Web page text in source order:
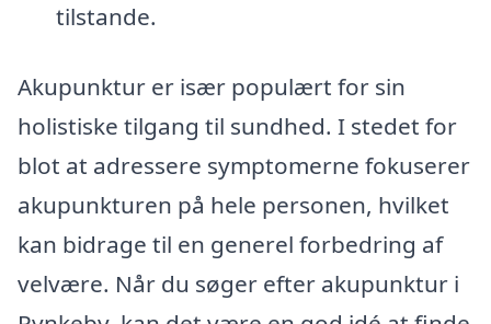
tilstande.
Akupunktur er især populært for sin
holistiske tilgang til sundhed. I stedet for
blot at adressere symptomerne fokuserer
akupunkturen på hele personen, hvilket
kan bidrage til en generel forbedring af
velvære. Når du søger efter akupunktur i